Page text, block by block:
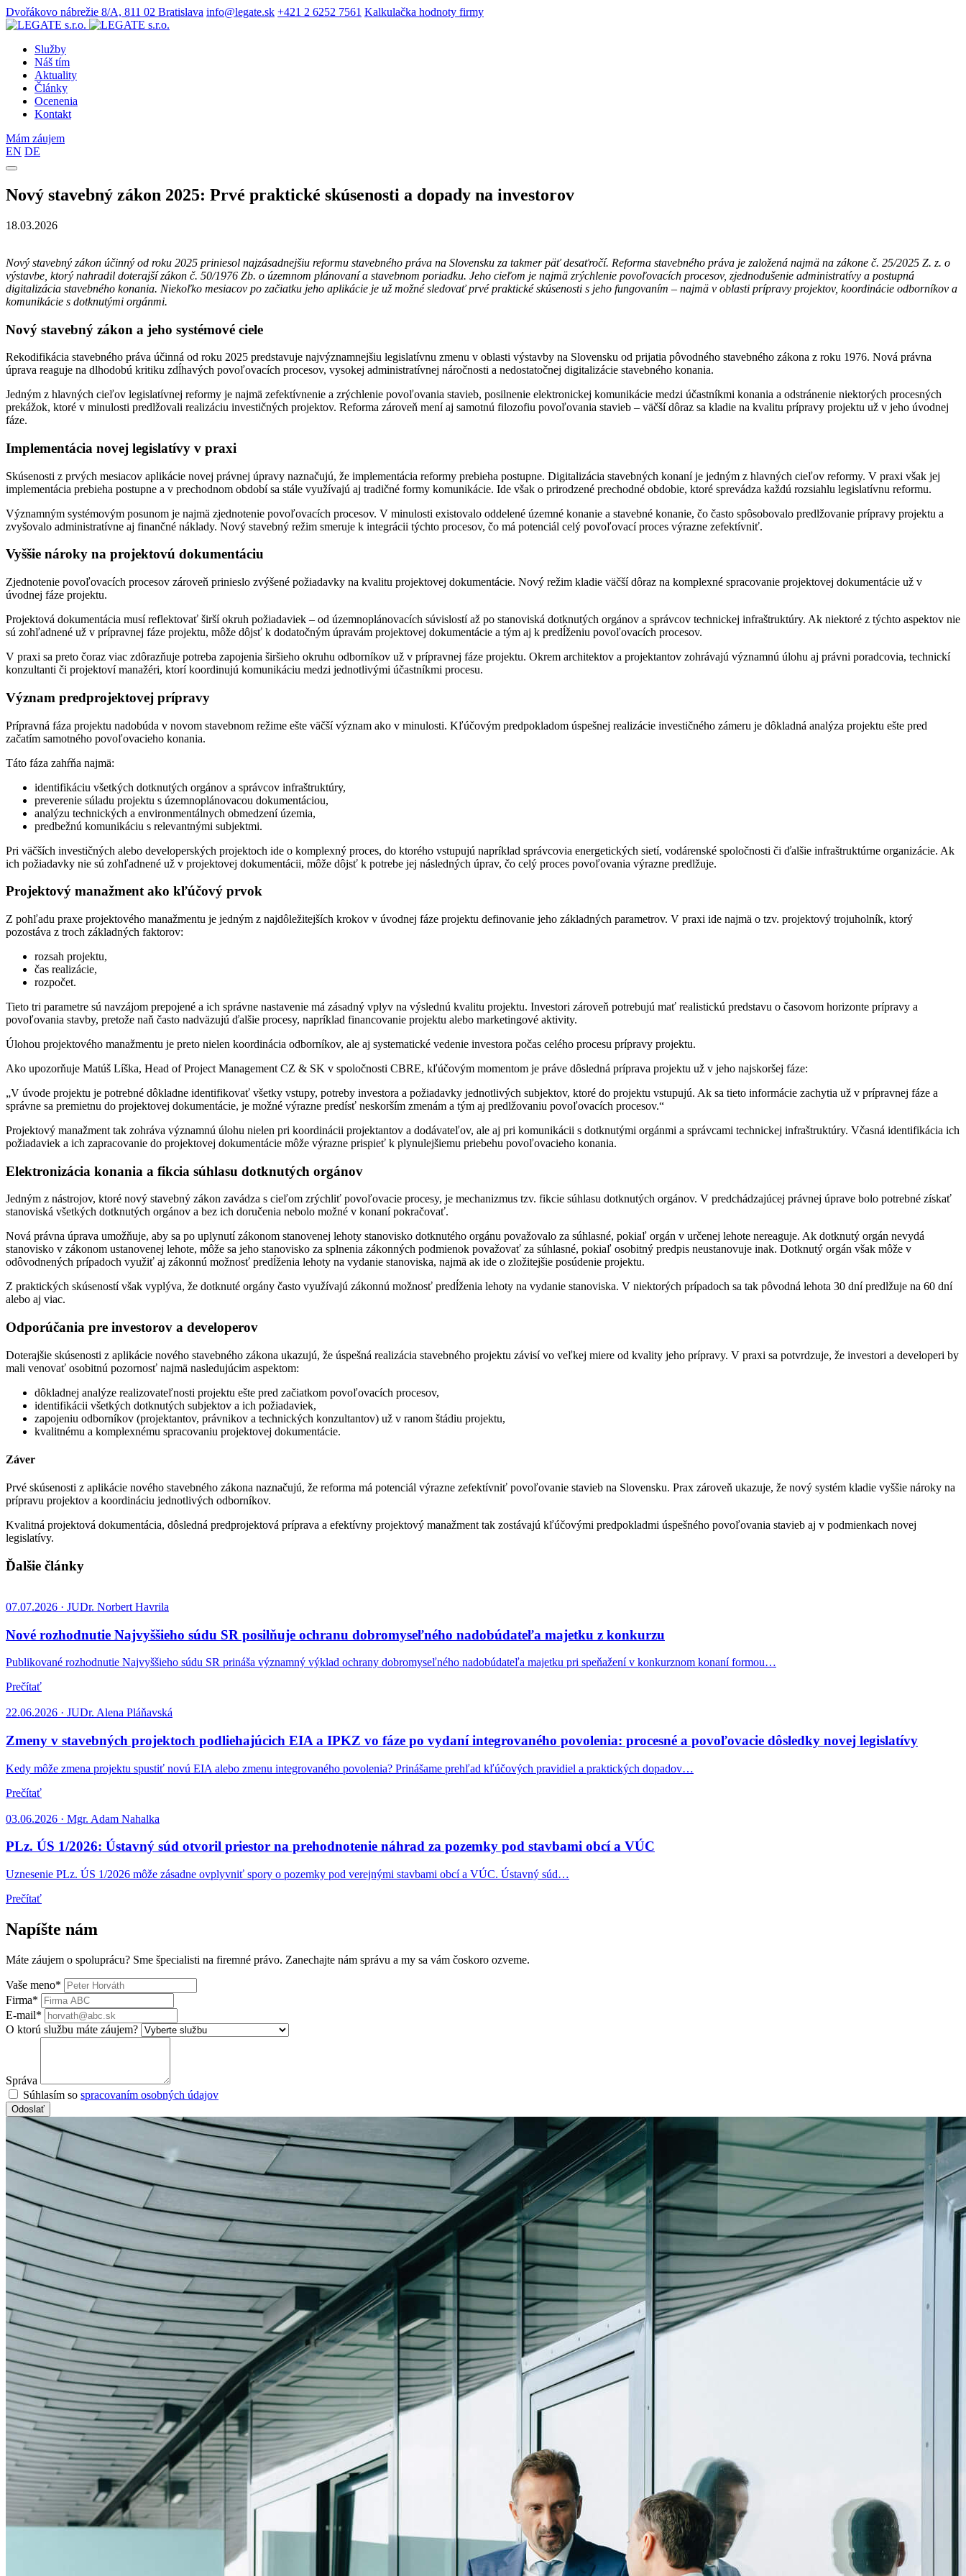
Dvořákovo nábrežie 8/A, 811 02 Bratislava info@legate.sk +421 2 6252 7561 Kalkulačka hodnoty firmy
Služby
Náš tím
Aktuality
Články
Ocenenia
Kontakt
Mám záujem
EN DE
Nový stavebný zákon 2025: Prvé praktické skúsenosti a dopady na investorov
18.03.2026
Nový stavebný zákon účinný od roku 2025 priniesol najzásadnejšiu reformu stavebného práva na Slovensku za takmer päť desaťročí. Reforma stavebného práva je založená najmä na zákone č. 25/2025 Z. z. o
výstavbe, ktorý nahradil doterajší zákon č. 50/1976 Zb. o územnom plánovaní a stavebnom poriadku. Jeho cieľom je najmä zrýchlenie povoľovacích procesov, zjednodušenie administratívy a postupná
digitalizácia stavebného konania. Niekoľko mesiacov po začiatku jeho aplikácie je už možné sledovať prvé praktické skúsenosti s jeho fungovaním – najmä v oblasti prípravy projektov, koordinácie odborníkov a
komunikácie s dotknutými orgánmi.
Nový stavebný zákon a jeho systémové ciele
Rekodifikácia stavebného práva účinná od roku 2025 predstavuje najvýznamnejšiu legislatívnu zmenu v oblasti výstavby na Slovensku od prijatia pôvodného stavebného zákona z roku 1976. Nová právna
úprava reaguje na dlhodobú kritiku zdĺhavých povoľovacích procesov, vysokej administratívnej náročnosti a nedostatočnej digitalizácie stavebného konania.
Jedným z hlavných cieľov legislatívnej reformy je najmä zefektívnenie a zrýchlenie povoľovania stavieb, posilnenie elektronickej komunikácie medzi účastníkmi konania a odstránenie niektorých procesných
prekážok, ktoré v minulosti predlžovali realizáciu investičných projektov. Reforma zároveň mení aj samotnú filozofiu povoľovania stavieb – väčší dôraz sa kladie na kvalitu prípravy projektu už v jeho úvodnej
fáze.
Implementácia novej legislatívy v praxi
Skúsenosti z prvých mesiacov aplikácie novej právnej úpravy naznačujú, že implementácia reformy prebieha postupne. Digitalizácia stavebných konaní je jedným z hlavných cieľov reformy. V praxi však jej
implementácia prebieha postupne a v prechodnom období sa stále využívajú aj tradičné formy komunikácie. Ide však o prirodzené prechodné obdobie, ktoré sprevádza každú rozsiahlu legislatívnu reformu.
Významným systémovým posunom je najmä zjednotenie povoľovacích procesov. V minulosti existovalo oddelené územné konanie a stavebné konanie, čo často spôsobovalo predlžovanie prípravy projektu a
zvyšovalo administratívne aj finančné náklady. Nový stavebný režim smeruje k integrácii týchto procesov, čo má potenciál celý povoľovací proces výrazne zefektívniť.
Vyššie nároky na projektovú dokumentáciu
Zjednotenie povoľovacích procesov zároveň prinieslo zvýšené požiadavky na kvalitu projektovej dokumentácie. Nový režim kladie väčší dôraz na komplexné spracovanie projektovej dokumentácie už v
úvodnej fáze projektu.
Projektová dokumentácia musí reflektovať širší okruh požiadaviek – od územnoplánovacích súvislostí až po stanoviská dotknutých orgánov a správcov technickej infraštruktúry. Ak niektoré z týchto aspektov nie
sú zohľadnené už v prípravnej fáze projektu, môže dôjsť k dodatočným úpravám projektovej dokumentácie a tým aj k predĺženiu povoľovacích procesov.
V praxi sa preto čoraz viac zdôrazňuje potreba zapojenia širšieho okruhu odborníkov už v prípravnej fáze projektu. Okrem architektov a projektantov zohrávajú významnú úlohu aj právni poradcovia, technickí
konzultanti či projektoví manažéri, ktorí koordinujú komunikáciu medzi jednotlivými účastníkmi procesu.
Význam predprojektovej prípravy
Prípravná fáza projektu nadobúda v novom stavebnom režime ešte väčší význam ako v minulosti. Kľúčovým predpokladom úspešnej realizácie investičného zámeru je dôkladná analýza projektu ešte pred
začatím samotného povoľovacieho konania.
Táto fáza zahŕňa najmä:
identifikáciu všetkých dotknutých orgánov a správcov infraštruktúry,
preverenie súladu projektu s územnoplánovacou dokumentáciou,
analýzu technických a environmentálnych obmedzení územia,
predbežnú komunikáciu s relevantnými subjektmi.
Pri väčších investičných alebo developerských projektoch ide o komplexný proces, do ktorého vstupujú napríklad správcovia energetických sietí, vodárenské spoločnosti či ďalšie infraštruktúrne organizácie. Ak
ich požiadavky nie sú zohľadnené už v projektovej dokumentácii, môže dôjsť k potrebe jej následných úprav, čo celý proces povoľovania výrazne predlžuje.
Projektový manažment ako kľúčový prvok
Z pohľadu praxe projektového manažmentu je jedným z najdôležitejších krokov v úvodnej fáze projektu definovanie jeho základných parametrov. V praxi ide najmä o tzv. projektový trojuholník, ktorý
pozostáva z troch základných faktorov:
rozsah projektu,
čas realizácie,
rozpočet.
Tieto tri parametre sú navzájom prepojené a ich správne nastavenie má zásadný vplyv na výslednú kvalitu projektu. Investori zároveň potrebujú mať realistickú predstavu o časovom horizonte prípravy a
povoľovania stavby, pretože naň často nadväzujú ďalšie procesy, napríklad financovanie projektu alebo marketingové aktivity.
Úlohou projektového manažmentu je preto nielen koordinácia odborníkov, ale aj systematické vedenie investora počas celého procesu prípravy projektu.
Ako upozorňuje Matúš Líška, Head of Project Management CZ & SK v spoločnosti CBRE, kľúčovým momentom je práve dôsledná príprava projektu už v jeho najskoršej fáze:
„V úvode projektu je potrebné dôkladne identifikovať všetky vstupy, potreby investora a požiadavky jednotlivých subjektov, ktoré do projektu vstupujú. Ak sa tieto informácie zachytia už v prípravnej fáze a
správne sa premietnu do projektovej dokumentácie, je možné výrazne predísť neskorším zmenám a tým aj predlžovaniu povoľovacích procesov.“
Projektový manažment tak zohráva významnú úlohu nielen pri koordinácii projektantov a dodávateľov, ale aj pri komunikácii s dotknutými orgánmi a správcami technickej infraštruktúry. Včasná identifikácia ich
požiadaviek a ich zapracovanie do projektovej dokumentácie môže výrazne prispieť k plynulejšiemu priebehu povoľovacieho konania.
Elektronizácia konania a fikcia súhlasu dotknutých orgánov
Jedným z nástrojov, ktoré nový stavebný zákon zavádza s cieľom zrýchliť povoľovacie procesy, je mechanizmus tzv. fikcie súhlasu dotknutých orgánov. V predchádzajúcej právnej úprave bolo potrebné získať
stanoviská všetkých dotknutých orgánov a bez ich doručenia nebolo možné v konaní pokračovať.
Nová právna úprava umožňuje, aby sa po uplynutí zákonom stanovenej lehoty stanovisko dotknutého orgánu považovalo za súhlasné, pokiaľ orgán v určenej lehote nereaguje. Ak dotknutý orgán nevydá
stanovisko v zákonom ustanovenej lehote, môže sa jeho stanovisko za splnenia zákonných podmienok považovať za súhlasné, pokiaľ osobitný predpis neustanovuje inak. Dotknutý orgán však môže v
odôvodnených prípadoch využiť aj zákonnú možnosť predĺženia lehoty na vydanie stanoviska, najmä ak ide o zložitejšie posúdenie projektu.
Z praktických skúseností však vyplýva, že dotknuté orgány často využívajú zákonnú možnosť predĺženia lehoty na vydanie stanoviska. V niektorých prípadoch sa tak pôvodná lehota 30 dní predlžuje na 60 dní
alebo aj viac.
Odporúčania pre investorov a developerov
Doterajšie skúsenosti z aplikácie nového stavebného zákona ukazujú, že úspešná realizácia stavebného projektu závisí vo veľkej miere od kvality jeho prípravy. V praxi sa potvrdzuje, že investori a developeri by
mali venovať osobitnú pozornosť najmä nasledujúcim aspektom:
dôkladnej analýze realizovateľnosti projektu ešte pred začiatkom povoľovacích procesov,
identifikácii všetkých dotknutých subjektov a ich požiadaviek,
zapojeniu odborníkov (projektantov, právnikov a technických konzultantov) už v ranom štádiu projektu,
kvalitnému a komplexnému spracovaniu projektovej dokumentácie.
Záver
Prvé skúsenosti z aplikácie nového stavebného zákona naznačujú, že reforma má potenciál výrazne zefektívniť povoľovanie stavieb na Slovensku. Prax zároveň ukazuje, že nový systém kladie vyššie nároky na
prípravu projektov a koordináciu jednotlivých odborníkov.
Kvalitná projektová dokumentácia, dôsledná predprojektová príprava a efektívny projektový manažment tak zostávajú kľúčovými predpokladmi úspešného povoľovania stavieb aj v podmienkach novej
legislatívy.
Ďalšie články
07.07.2026 · JUDr. Norbert Havrila
Nové rozhodnutie Najvyššieho súdu SR posilňuje ochranu dobromyseľného nadobúdateľa majetku z konkurzu
Publikované rozhodnutie Najvyššieho súdu SR prináša významný výklad ochrany dobromyseľného nadobúdateľa majetku pri speňažení v konkurznom konaní formou…
Prečítať
22.06.2026 · JUDr. Alena Pláňavská
Zmeny v stavebných projektoch podliehajúcich EIA a IPKZ vo fáze po vydaní integrovaného povolenia: procesné a povoľovacie dôsledky novej legislatívy
Kedy môže zmena projektu spustiť novú EIA alebo zmenu integrovaného povolenia? Prinášame prehľad kľúčových pravidiel a praktických dopadov…
Prečítať
03.06.2026 · Mgr. Adam Nahalka
PLz. ÚS 1/2026: Ústavný súd otvoril priestor na prehodnotenie náhrad za pozemky pod stavbami obcí a VÚC
Uznesenie PLz. ÚS 1/2026 môže zásadne ovplyvniť spory o pozemky pod verejnými stavbami obcí a VÚC. Ústavný súd…
Prečítať
Napíšte nám
Máte záujem o spoluprácu? Sme špecialisti na firemné právo. Zanechajte nám správu a my sa vám čoskoro ozveme.
Vaše meno*
Firma*
E-mail*
O ktorú službu máte záujem?
Správa
Súhlasím so spracovaním osobných údajov
Odoslať